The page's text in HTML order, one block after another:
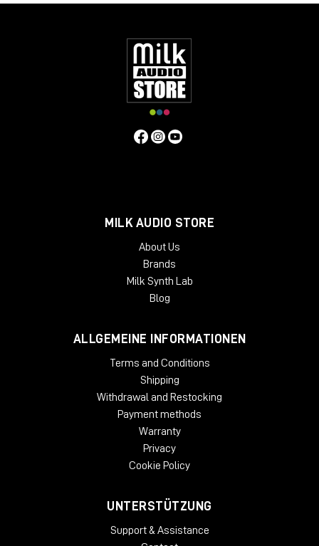
MILK AUDIO STORE
About Us
Brands
Milk Synth Lab
Blog
ALLGEMEINE INFORMATIONEN
Terms and Conditions
Shipping
Withdrawal and Restocking
Payment methods
Warranty
Privacy
Cookie Policy
UNTERSTÜTZUNG
Support & Assistance